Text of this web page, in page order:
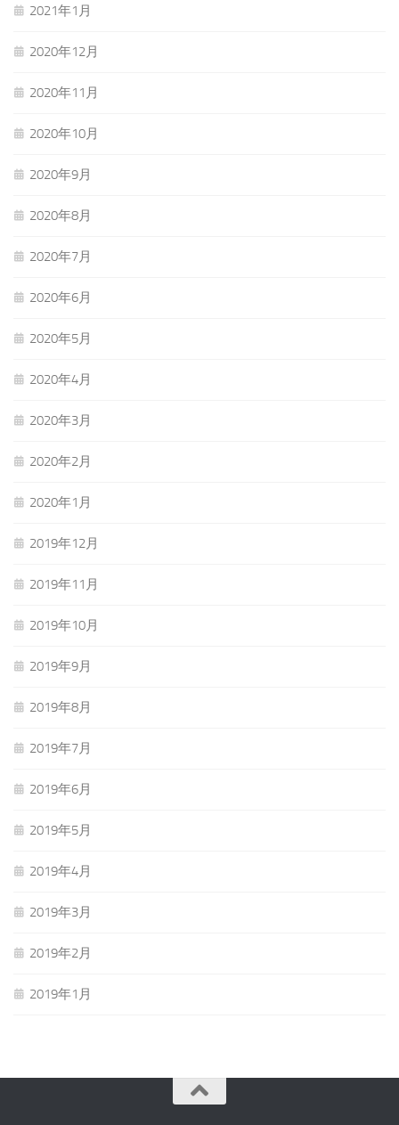
2021年1月
2020年12月
2020年11月
2020年10月
2020年9月
2020年8月
2020年7月
2020年6月
2020年5月
2020年4月
2020年3月
2020年2月
2020年1月
2019年12月
2019年11月
2019年10月
2019年9月
2019年8月
2019年7月
2019年6月
2019年5月
2019年4月
2019年3月
2019年2月
2019年1月